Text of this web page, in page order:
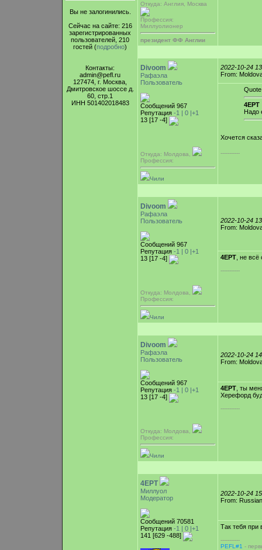
Вы не залогинились.
Сейчас на сайте: 216
зарегистрированных
пользователей, 210
гостей (подробно)
Контакты:
admin@pefl.ru
127474, г. Москва,
Дмитровское шоссе д.
60, стр.1
ИНН 501402018483
Откуда: Англия, Москва
Профессия:
Миллуолионер
президент ФФ Англии
Divoom
Рафаэла
Пользователь
Сообщений 967
Репутация -1 | 0 |+1
13 [17 -4]
Откуда: Молдова,
Профессия:
Чили
2022-10-24
From:
Quote
4EPT
Надо
Хочется
-----------
Divoom
Рафаэла
Пользователь
Сообщений 967
Репутация -1 | 0 |+1
13 [17 -4]
Откуда: Молдова,
Профессия:
Чили
2022-10-24
From:
4EPT , не
-----------
Divoom
Рафаэла
Пользователь
Сообщений 967
Репутация -1 | 0 |+1
13 [17 -4]
Откуда: Молдова,
Профессия:
Чили
2022-10-24
From:
4EPT , ты
Херефорд
-----------
4EPT
Миллуол
Модератор
Сообщений 70581
Репутация -1 | 0 |+1
141 [629 -488]
2022-10-24
From:
Так тебя при
-----------
PEFL#1 -